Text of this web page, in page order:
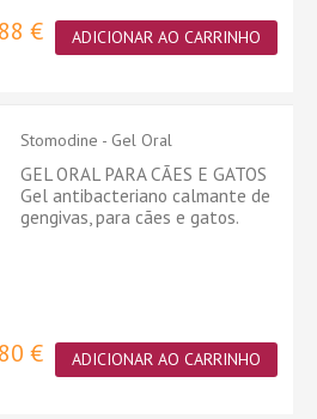
€ ADICIONAR AO CARRINHO
Stomodine - Gel Oral
GEL ORAL PARA CÃES E GATOS
Gel antibacteriano calmante de
gengivas, para cães e gatos.
€ ADICIONAR AO CARRINHO